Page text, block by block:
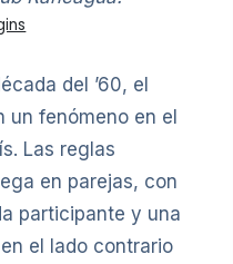
del ’60, el
un fenómeno en el
Las reglas
en parejas, con
participante y una
el lado contrario